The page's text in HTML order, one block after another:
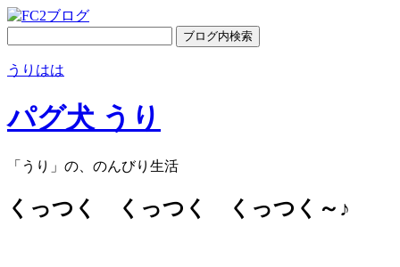
うりはは
パグ犬 うり
「うり」の、のんびり生活
くっつく くっつく くっつく～♪